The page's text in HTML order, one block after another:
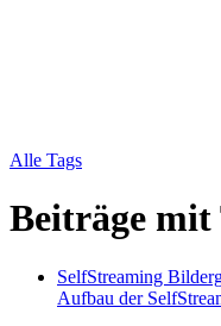
Alle Tags
Beiträge
SelfStreaming
Aufbau der